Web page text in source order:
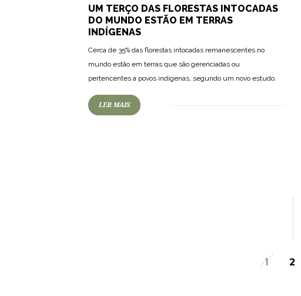
UM TERÇO DAS FLORESTAS INTOCADAS
DO MUNDO ESTÃO EM TERRAS
INDÍGENAS
Cerca de 35% das florestas intocadas remanescentes no
mundo estão em terras que são gerenciadas ou
pertencentes a povos indígenas, segundo um novo estudo.
LER MAIS
1 2